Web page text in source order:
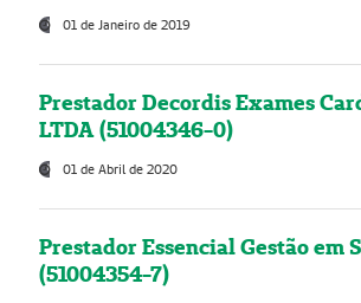
01 de Janeiro de 2019
Prestador Decordis Exames
LTDA (51004346-0)
01 de Abril de 2020
Prestador Essencial Gestão em
(51004354-7)